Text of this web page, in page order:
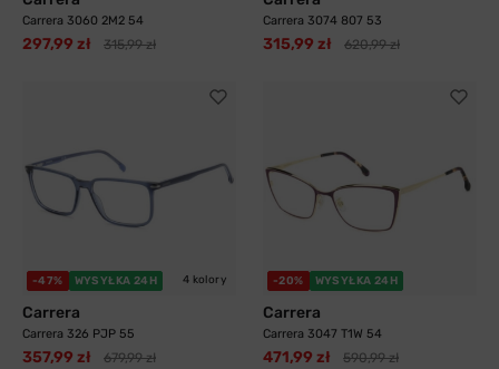
Carrera 3060 2M2 54
297,99 zł 315,99 zł
Carrera 3074 807 53
315,99 zł 620,99 zł
-47% WYSYŁKA 24H 4 kolory
Carrera
Carrera 326 PJP 55
357,99 zł 679,99 zł
-20% WYSYŁKA 24H
Carrera
Carrera 3047 T1W 54
471,99 zł 590,99 zł